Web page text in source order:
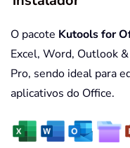
O pacote Kutools for
Excel, Word, Outlook
Pro, sendo ideal para
aplicativos do Office.